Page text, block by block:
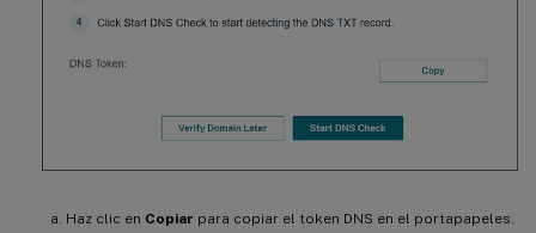
Haz clic en Copiar para copiar el token DNS en el portapapeles.